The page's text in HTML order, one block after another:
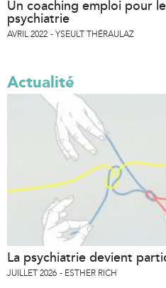
Un coaching emploi pour
psychiatrie
AVRIL 2022 YSEULT THÉRAULAZ
Actualité
La psychiatrie devient
JUILLET 2026 ESTHER RICH